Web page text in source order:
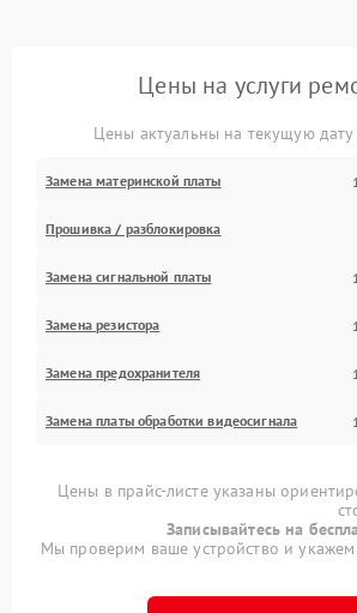
Цены на услуги
Цены актуальны на текущую
Замена материнской платы
Прошивка / разблокировка
Замена сигнальной платы
Замена резистора
Замена предохранителя
Замена платы обработки видеосигнала
Цены в прайс-листе указаны
Записывайтесь на
Мы проверим ваше устройство и укажем